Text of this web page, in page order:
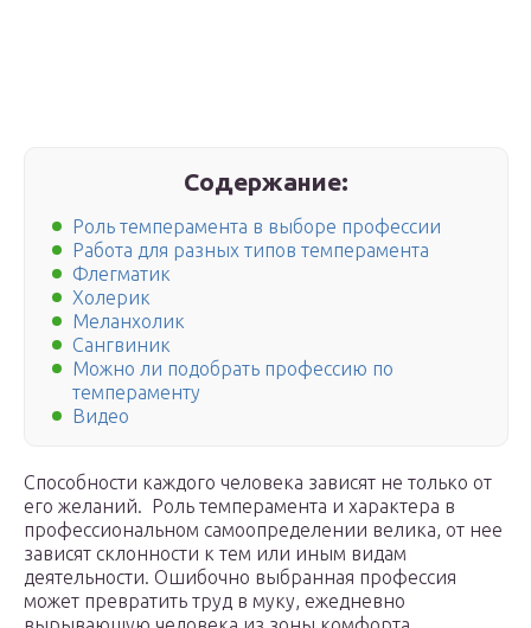
Содержание:
Роль темперамента в выборе профессии
Работа для разных типов темперамента
Флегматик
Холерик
Меланхолик
Сангвиник
Можно ли подобрать профессию по
темпераменту
Видео
Способности каждого человека зависят не только от
его желаний. Роль темперамента и характера в
профессиональном самоопределении велика, от нее
зависят склонности к тем или иным видам
деятельности. Ошибочно выбранная профессия
может превратить труд в муку, ежедневно